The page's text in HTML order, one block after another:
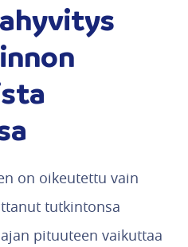
on oikeutettu vain
tutkintonsa
pituuteen vaikuttaa